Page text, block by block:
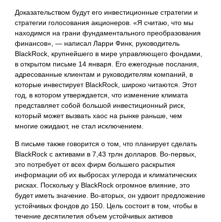
Доказательством будут его инвестиционные стратегии и
стратегии голосования акционеров. «Я считаю, что мы
находимся на грани фундаментального преобразования
финансов», — написал Ларри Финк, руководитель
BlackRock, крупнейшего в мире управляющего фондами,
в открытом письме 14 января. Его ежегодные послания,
адресованные клиентам и руководителям компаний, в
которые инвестирует BlackRock, широко читаются. Этот
год, в котором утверждается, что изменение климата
представляет собой большой инвестиционный риск,
который может вызвать хаос на рынке раньше, чем
многие ожидают, не стал исключением.
В письме также говорится о том, что планирует сделать
BlackRock с активами в 7,43 трлн долларов. Во-первых,
это потребует от всех фирм большего раскрытия
информации об их выбросах углерода и климатических
рисках. Поскольку у BlackRock огромное влияние, это
будет иметь значение. Во-вторых, он удвоит предложение
устойчивых фондов до 150. Цель состоит в том, чтобы в
течение десятилетия объем устойчивых активов